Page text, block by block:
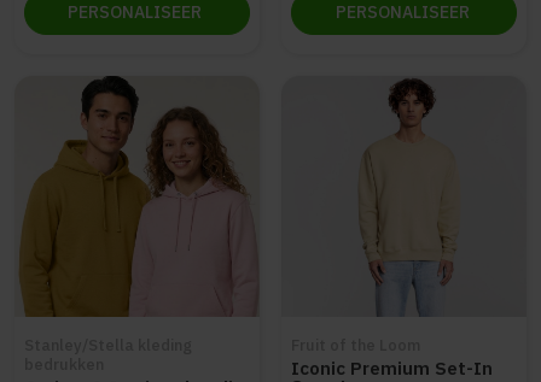
PERSONALISEER PERSONALISEER
Iconic Premium Set-In